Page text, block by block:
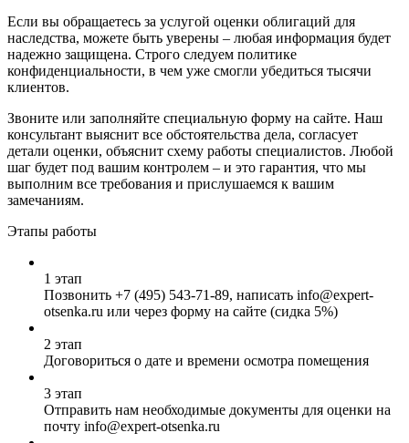
Если вы обращаетесь за услугой оценки облигаций для
наследства, можете быть уверены – любая информация будет
надежно защищена. Строго следуем политике
конфиденциальности, в чем уже смогли убедиться тысячи
клиентов.
Звоните или заполняйте специальную форму на сайте. Наш
консультант выяснит все обстоятельства дела, согласует
детали оценки, объяснит схему работы специалистов. Любой
шаг будет под вашим контролем – и это гарантия, что мы
выполним все требования и прислушаемся к вашим
замечаниям.
Этапы работы
1 этап
Позвонить +7 (495) 543-71-89, написать info@expert-
otsenka.ru или через форму на сайте (сидка 5%)
2 этап
Договориться о дате и времени осмотра помещения
3 этап
Отправить нам необходимые документы для оценки на
почту info@expert-otsenka.ru